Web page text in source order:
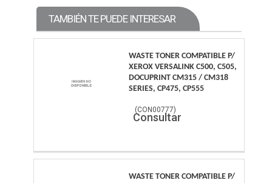
TAMBIÉN TE PUEDE INTERESAR
WASTE TONER COMPATIBLE P/
XEROX VERSALINK C500, C505,
DOCUPRINT CM315 / CM318
SERIES, CP475, CP555
(CON00777)
Consultar
WASTE TONER COMPATIBLE P/